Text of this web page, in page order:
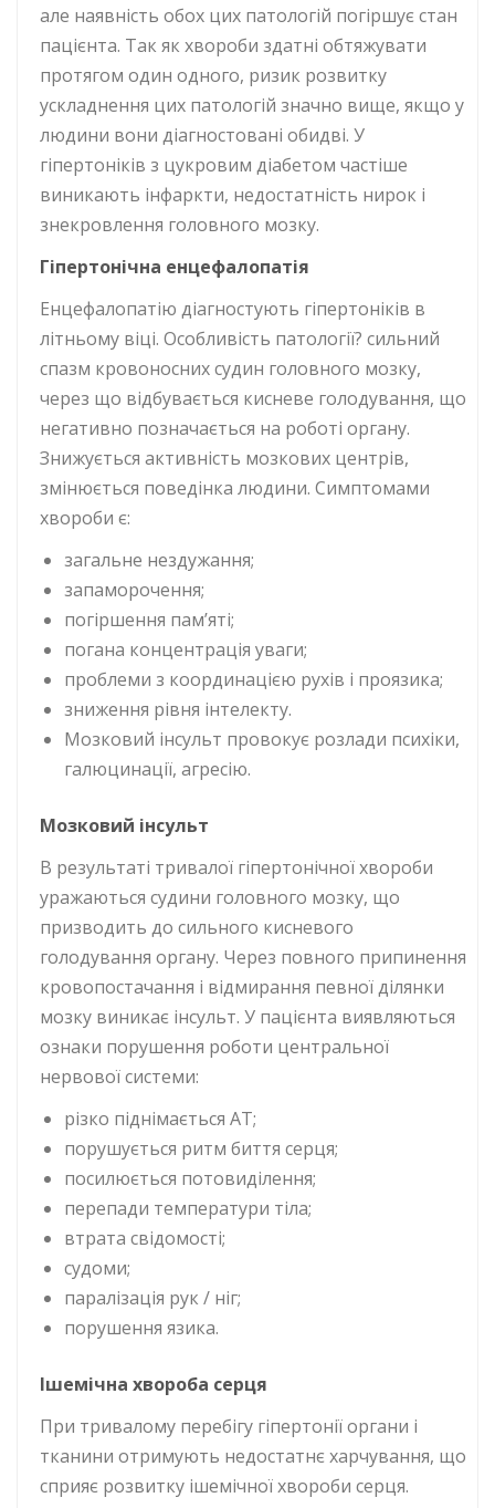
але наявність обох цих патологій погіршує стан
пацієнта. Так як хвороби здатні обтяжувати
протягом один одного, ризик розвитку
ускладнення цих патологій значно вище, якщо у
людини вони діагностовані обидві. У
гіпертоніків з цукровим діабетом частіше
виникають інфаркти, недостатність нирок і
знекровлення головного мозку.
Гіпертонічна енцефалопатія
Енцефалопатію діагностують гіпертоніків в
літньому віці. Особливість патології? сильний
спазм кровоносних судин головного мозку,
через що відбувається кисневе голодування, що
негативно позначається на роботі органу.
Знижується активність мозкових центрів,
змінюється поведінка людини. Симптомами
хвороби є:
загальне нездужання;
запаморочення;
погіршення пам’яті;
погана концентрація уваги;
проблеми з координацією рухів і проязика;
зниження рівня інтелекту.
Мозковий інсульт провокує розлади психіки,
галюцинації, агресію.
Мозковий інсульт
В результаті тривалої гіпертонічної хвороби
уражаються судини головного мозку, що
призводить до сильного кисневого
голодування органу. Через повного припинення
кровопостачання і відмирання певної ділянки
мозку виникає інсульт. У пацієнта виявляються
ознаки порушення роботи центральної
нервової системи:
різко піднімається АТ;
порушується ритм биття серця;
посилюється потовиділення;
перепади температури тіла;
втрата свідомості;
судоми;
паралізація рук / ніг;
порушення язика.
Ішемічна хвороба серця
При тривалому перебігу гіпертонії органи і
тканини отримують недостатнє харчування, що
сприяє розвитку ішемічної хвороби серця.